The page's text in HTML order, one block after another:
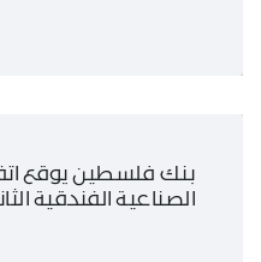
بنك فلسطين يوقع
الصناعية الفندقية